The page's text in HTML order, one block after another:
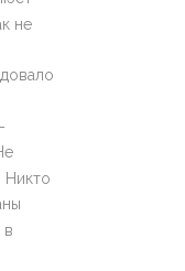
не
Никто
в